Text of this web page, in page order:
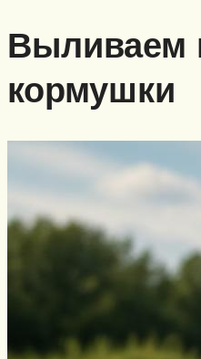
Выливаем
кормушки